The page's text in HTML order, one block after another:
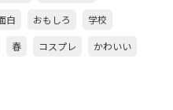
白 おもしろ
学校
春 コスプレ
かわいい